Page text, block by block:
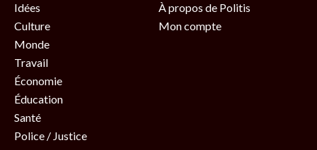
Idées
Culture
Monde
Travail
Économie
Éducation
Santé
Police / Justice
À propos de Politis
Mon compte